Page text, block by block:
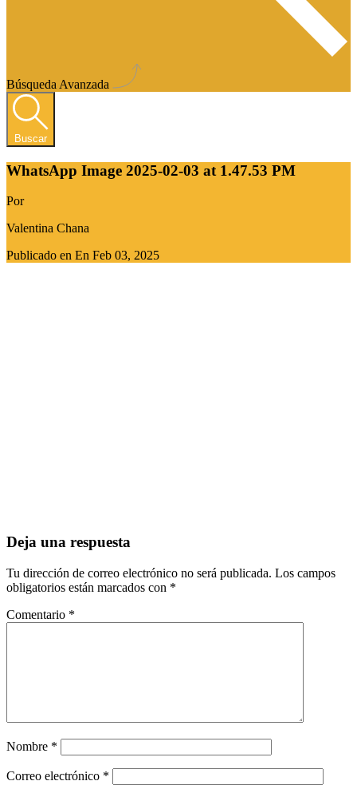
Búsqueda Avanzada
Buscar
WhatsApp Image 2025-02-03 at 1.47.53 PM
Por
Valentina Chana
Publicado en En Feb 03, 2025
Deja una respuesta
Tu dirección de correo electrónico no será publicada. Los campos
obligatorios están marcados con *
Comentario *
Nombre *
Correo electrónico *